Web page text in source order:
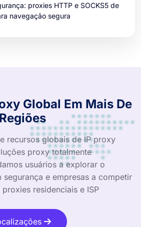
proxies HTTP e SOCKS5 de
navegação segura
Global Em Mais De
recursos globais de IP proxy
proxy totalmente
usuários a explorar o
e empresas a competir
residenciais e ISP